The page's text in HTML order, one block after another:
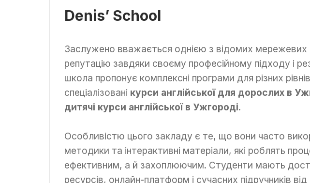
Denis’ School
Заслужено вважається однією з відомих мережевих
репутацію завдяки своєму професійному підходу і
школа пропонує комплексні програми для різних
спеціалізовані курси англійської для дорослих в
дитячі курси англійської в Ужгороді.
Особливістю цього закладу є те, що вони часто
методики та інтерактивні матеріали, які роблять
ефективним, а й захоплюючим. Студенти мають
ресурсів, онлайн-платформ і сучасних підручників